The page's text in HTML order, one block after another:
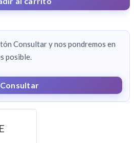
Consultar y nos pondremos en
posible.
Consultar